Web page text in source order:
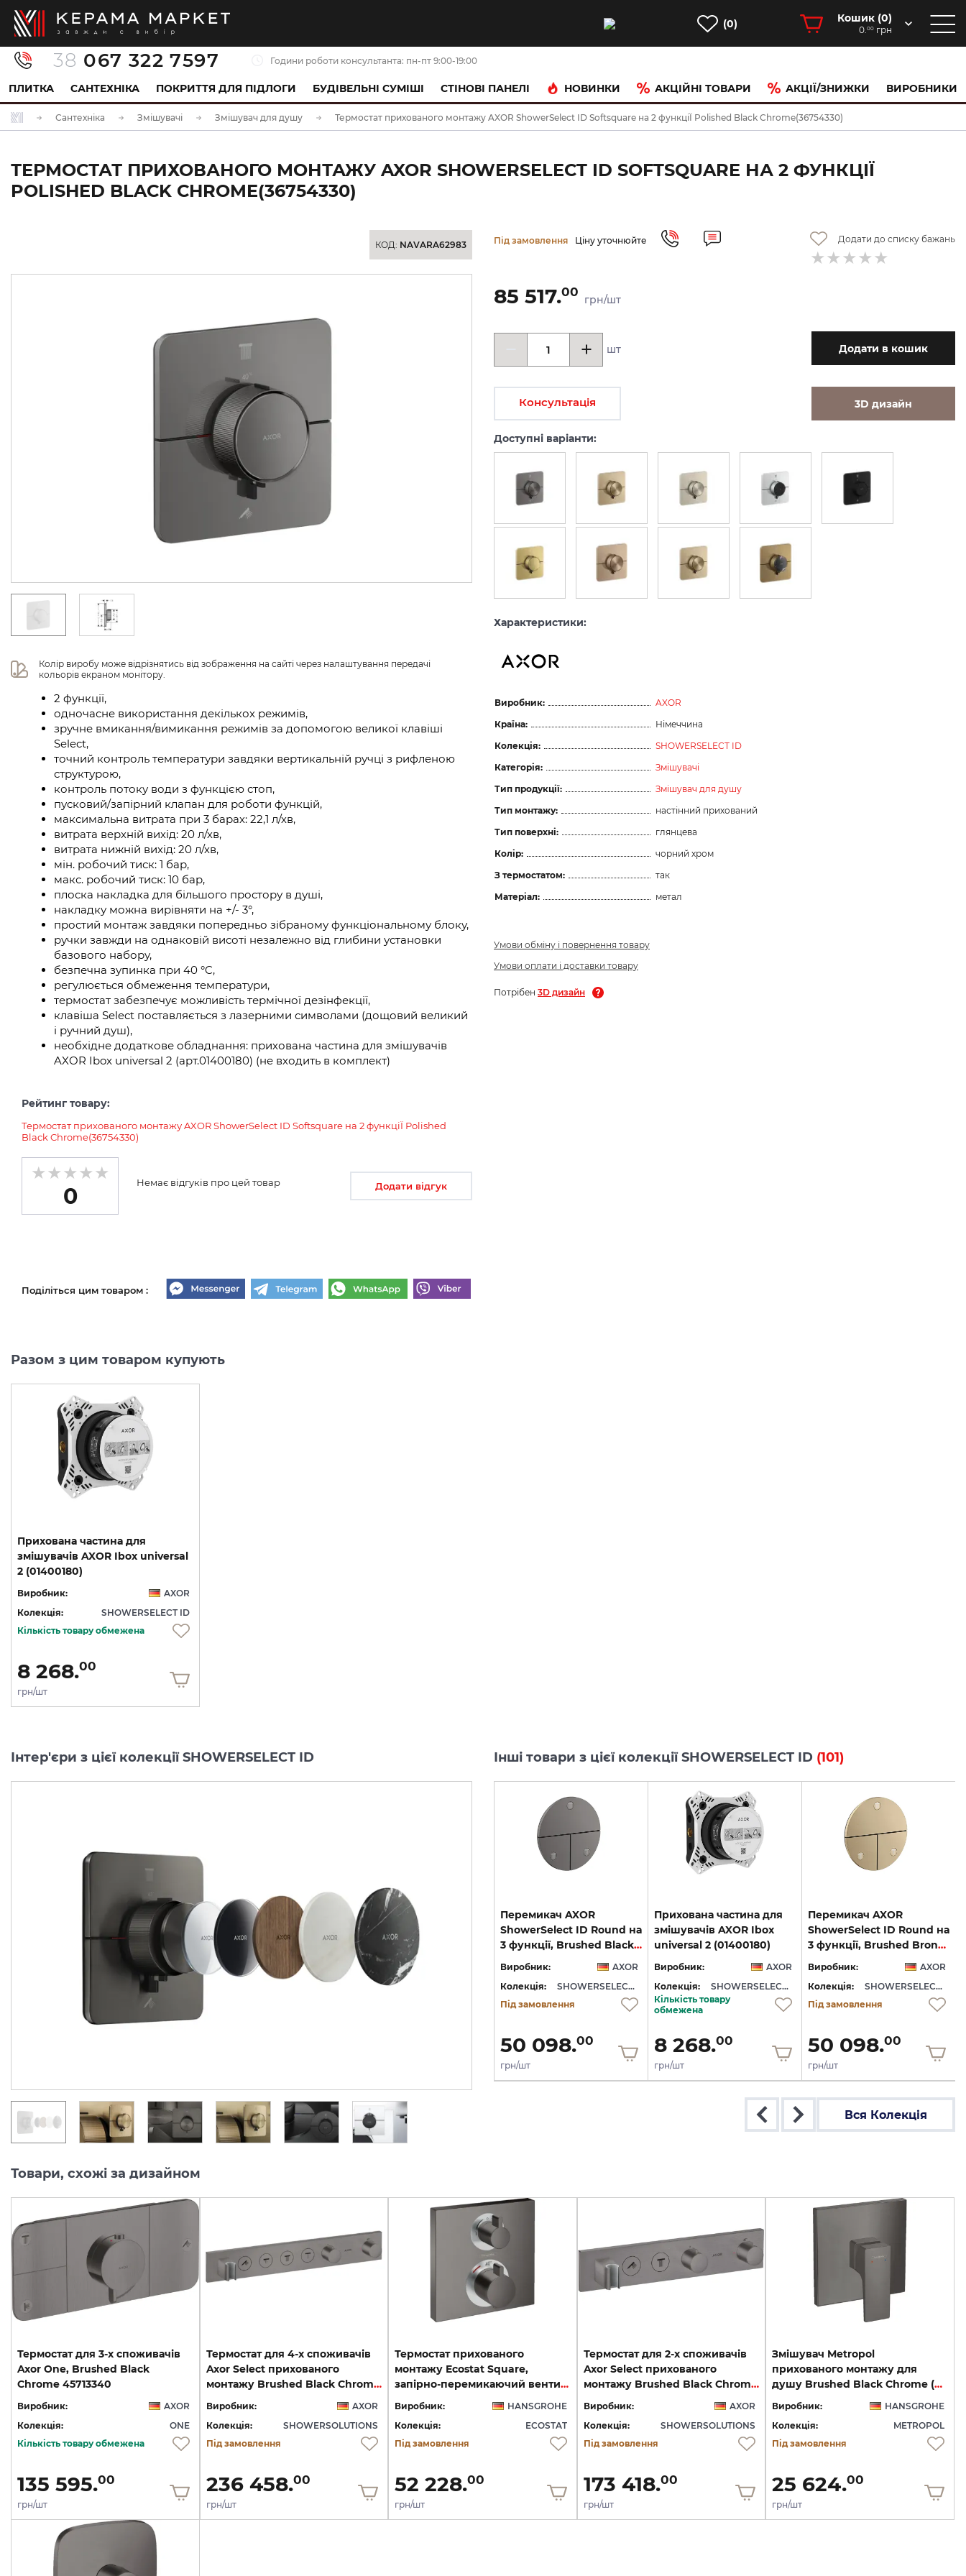
(0) Кошик (0)
0.00 грн
38 067 322 7597 Години роботи консультанта: пн-пт 9:00-19:00
ПЛИТКА САНТЕХНІКА ПОКРИТТЯ ДЛЯ ПІДЛОГИ БУДІВЕЛЬНІ СУМІШІ CТІНОВІ ПАНЕЛІ НОВИНКИ АКЦІЙНІ ТОВАРИ АКЦІЇ/ЗНИЖКИ ВИРОБНИКИ
Сантехніка Змішувачі Змішувач для душу Термостат прихованого монтажу AXOR ShowerSelect ID Softsquare на 2 функціЇ Polished Black Chrome(36754330)
ТЕРМОСТАТ ПРИХОВАНОГО МОНТАЖУ AXOR SHOWERSELECT ID SOFTSQUARE НА 2 ФУНКЦІЇ
POLISHED BLACK CHROME(36754330)
КОД: NAVARA62983
Колір виробу може відрізнятись від зображення на сайті через налаштування передачі
кольорів екраном монітору.
2 функції,
одночасне використання декількох режимів,
зручне вмикання/вимикання режимів за допомогою великої клавіші
Select,
точний контроль температури завдяки вертикальній ручці з рифленою
структурою,
контроль потоку води з функцією стоп,
пусковий/запірний клапан для роботи функцій,
максимальна витрата при 3 барах: 22,1 л/хв,
витрата верхній вихід: 20 л/хв,
витрата нижній вихід: 20 л/хв,
мін. робочий тиск: 1 бар,
макс. робочий тиск: 10 бар,
плоска накладка для більшого простору в душі,
накладку можна вирівняти на +/- 3°,
простий монтаж завдяки попередньо зібраному функціональному блоку,
ручки завжди на однаковій висоті незалежно від глибини установки
базового набору,
безпечна зупинка при 40 °C,
регулюється обмеження температури,
термостат забезпечує можливість термічної дезінфекції,
клавіша Select поставляється з лазерними символами (дощовий великий
і ручний душ),
необхідне додаткове обладнання: прихована частина для змішувачів
AXOR Ibox universal 2 (арт.01400180) (не входить в комплект)
Під замовлення Ціну уточнюйте Додати до списку бажань
85 517.00
грн/шт
шт Додати в кошик
Консультація 3D дизайн
Доступні варіанти:
Характеристики:
Виробник:
AXOR
Країна:
Німеччина
Колекція:
SHOWERSELECT ID
Категорія:
Змішувачі
Тип продукції:
Змішувач для душу
Тип монтажу:
настінний прихований
Тип поверхні:
глянцева
Колір:
чорний хром
З термостатом:
так
Матеріал:
метал
Умови обміну і повернення товару
Умови оплати і доставки товару
Потрібен 3D дизайн
Рейтинг товару:
Термостат прихованого монтажу AXOR ShowerSelect ID Softsquare на 2 функціЇ Polished
Black Chrome(36754330)
0
Немає відгуків про цей товар Додати відгук
Поділіться цим товаром :
Разом з цим товаром купують
Прихована частина для
змішувачів AXOR Ibox universal
2 (01400180)
Виробник:
AXOR
Колекція:
SHOWERSELECT ID
Кількість товару обмежена
8 268.00
грн/шт
Інтер'єри з цієї колекції SHOWERSELECT ID Інші товари з цієї колекції SHOWERSELECT ID (101)
Перемикач AXOR
ShowerSelect ID
AXOR
Перемикач AXOR
ShowerSelect ID
Виробник:
AXOR
Перемикач AXOR
ShowerSelect ID Square
Виробник:
Колекція:
Перемикач AXOR
ShowerSelect ID Round на
3 функції, Brushed Black Chrome (36779340)
Виробник:
AXOR
Колекція:
SHOWERSELECT ID
Під замовлення
50 098.00
грн/шт
Прихована частина для
змішувачів AXOR Ibox
universal 2 (01400180)
Виробник:
AXOR
Колекція:
SHOWERSELECT ID
Кількість товару
обмежена
8 268.00
грн/шт
Перемикач AXOR
ShowerSelect ID Round на
3 функції, Brushed Bronze (36779140)
Виробник:
AXOR
Колекція:
SHOWERSELECT ID
Під замовлення
50 098.00
грн/шт
Вся Колекція
Товари, схожі за дизайном
Термостат для 3-х споживачів
Axor One, Brushed Black
Chrome 45713340
Виробник:
AXOR
Колекція:
ONE
Кількість товару обмежена
135 595.00
грн/шт
Термостат для 4-х споживачів
Axor Select прихованого
монтажу Brushed Black Chrome 18357340
Виробник:
AXOR
Колекція:
SHOWERSOLUTIONS
Під замовлення
236 458.00
грн/шт
Термостат прихованого
монтажу Ecostat Square,
запірно-перемикаючий вентиль, 2-ох режимний, Brushed Black Chrome (15714340)
Виробник:
HANSGROHE
Колекція:
ECOSTAT
Під замовлення
52 228.00
грн/шт
Термостат для 2-х споживачів
Axor Select прихованого
монтажу Brushed Black Chrome 18355340
Виробник:
AXOR
Колекція:
SHOWERSOLUTIONS
Під замовлення
173 418.00
грн/шт
Змішувач Metropol
прихованого монтажу для
душу Brushed Black Chrome (32565340)
Виробник:
HANSGROHE
Колекція:
METROPOL
Під замовлення
25 624.00
грн/шт